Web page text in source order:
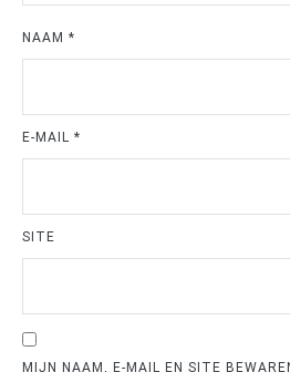
NAAM *
E-MAIL *
SITE
MIJN NAAM, E-MAIL EN SITE